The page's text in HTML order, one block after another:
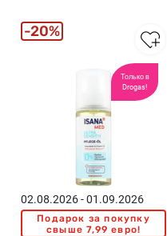
Только в
Drogas!
02.08.2026 - 01.09.2026
Подарок за покупку
свыше 7,99 евро!
20%